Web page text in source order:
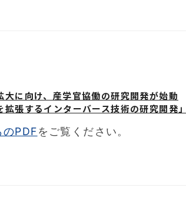
生する可能性がございます。予めご了承く
、1会計につき2,000円(税込)ご購入ごと
種）をランダムで1枚プレゼントします。
です。実物と異なる場合がございます。
お選びいただけませんのでご了承くださ
追加商品
付けばアニメ20周年直前 であります～」
日(日) 10:00〜20:00
インポートマートビル3階
東京」内
大に向け、産学官協働の研究開発が始動
拡張するインターバース技術の研究開発
のPDFをご覧ください。